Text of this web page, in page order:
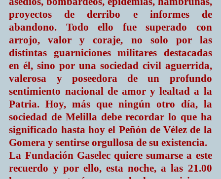
proyectos de derribo e informes de
abandono. Todo ello fue superado con
arrojo, valor y coraje, no solo por las
distintas guarniciones militares destacadas
en él, sino por una sociedad civil aguerrida,
valerosa y poseedora de un profundo
sentimiento nacional de amor y lealtad a la
Patria. Hoy, más que ningún otro día, la
sociedad de Melilla debe recordar lo que ha
significado hasta hoy el Peñón de Vélez de la
Gomera y sentirse orgullosa de su existencia.
La Fundación Gaselec quiere sumarse a este
recuerdo y por ello, esta noche, a las 21.00